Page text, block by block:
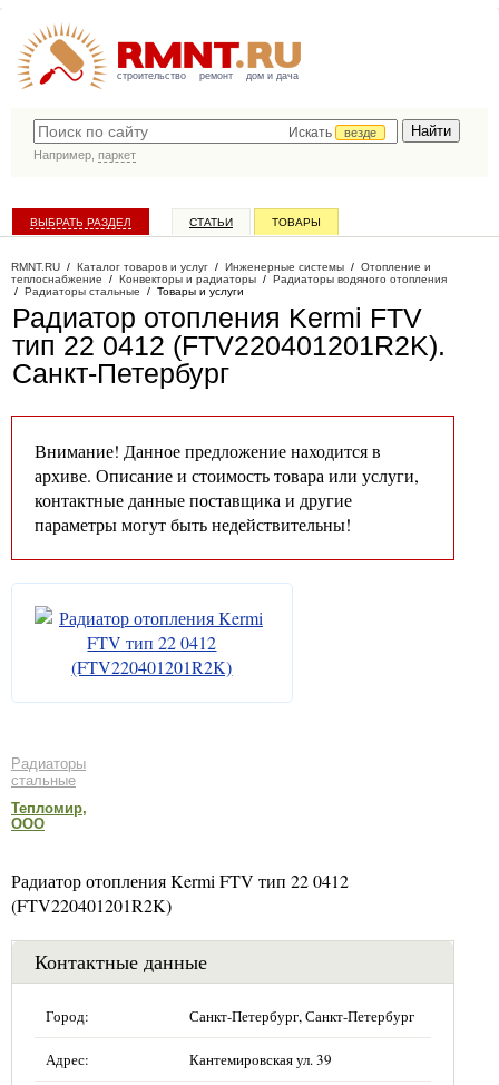
строительство ремонт дом и дача
Искать
везде
Например, паркет
ВЫБРАТЬ РАЗДЕЛ СТАТЬИ ТОВАРЫ
RMNT.RU / Каталог товаров и услуг / Инженерные системы / Отопление и
теплоснабжение / Конвекторы и радиаторы / Радиаторы водяного отопления
/ Радиаторы стальные / Товары и услуги
Радиатор отопления Kermi FTV
тип 22 0412 (FTV220401201R2K).
Санкт-Петербург
Внимание! Данное предложение находится в
архиве. Описание и стоимость товара или услуги,
контактные данные поставщика и другие
параметры могут быть недействительны!
Радиаторы
стальные
Тепломир,
ООО
Радиатор отопления Kermi FTV тип 22 0412
(FTV220401201R2K)
Контактные данные
Город: Санкт-Петербург, Санкт-Петербург
Адрес: Кантемировская ул. 39